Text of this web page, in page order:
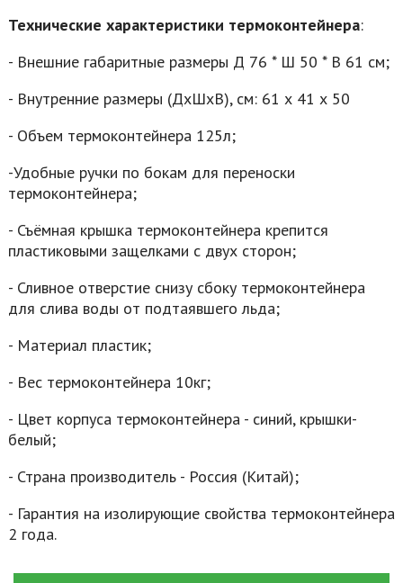
Технические характеристики термоконтейнера:
- Внешние габаритные размеры Д 76 * Ш 50 * В 61 см;
- Внутренние размеры (ДхШхВ), см: 61 х 41 х 50
- Объем термоконтейнера 125л;
-Удобные ручки по бокам для переноски
термоконтейнера;
- Съёмная крышка термоконтейнера крепится
пластиковыми защелками с двух сторон;
- Сливное отверстие снизу сбоку термоконтейнера
для слива воды от подтаявшего льда;
- Материал пластик;
- Вес термоконтейнера 10кг;
- Цвет корпуса термоконтейнера - синий, крышки-
белый;
- Страна производитель - Россия (Китай);
- Гарантия на изолирующие свойства термоконтейнера
2 года.